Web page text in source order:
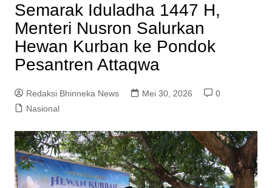
Semarak Iduladha 1447 H,
Menteri Nusron Salurkan
Hewan Kurban ke Pondok
Pesantren Attaqwa
Redaksi Bhinneka News Mei 30, 2026
0
Nasional